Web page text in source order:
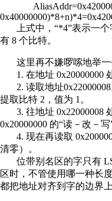
上式中，“*4”表示一个
有 8 个比特。
这里再不嫌啰嗦地举一
1. 在地址 0x20000000
2. 读取地址0x22000008
提取比特 2，值为 1。
3. 往地址 0x22000008
0x20000000 的“读－改－
4. 现在再读取
清零）。
位带别名区的字只有
区时，不管使用哪一种长
都把地址对齐到字的边界